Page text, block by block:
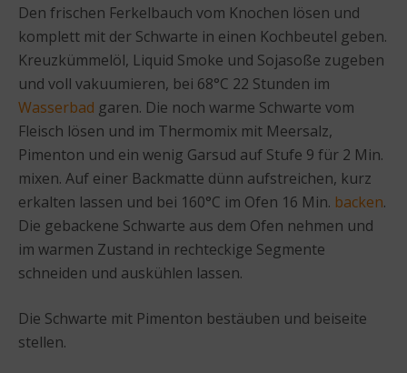
Den frischen Ferkelbauch vom Knochen lösen und
komplett mit der Schwarte in einen Kochbeutel geben.
Kreuzkümmelöl, Liquid Smoke und Sojasoße zugeben
und voll vakuumieren, bei 68°C 22 Stunden im
Wasserbad garen. Die noch warme Schwarte vom
Fleisch lösen und im Thermomix mit Meersalz,
Pimenton und ein wenig Garsud auf Stufe 9 für 2 Min.
mixen. Auf einer Backmatte dünn aufstreichen, kurz
erkalten lassen und bei 160°C im Ofen 16 Min. backen.
Die gebackene Schwarte aus dem Ofen nehmen und
im warmen Zustand in rechteckige Segmente
schneiden und auskühlen lassen.
Die Schwarte mit Pimenton bestäuben und beiseite
stellen.